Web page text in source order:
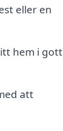
eller en
hem i gott
att